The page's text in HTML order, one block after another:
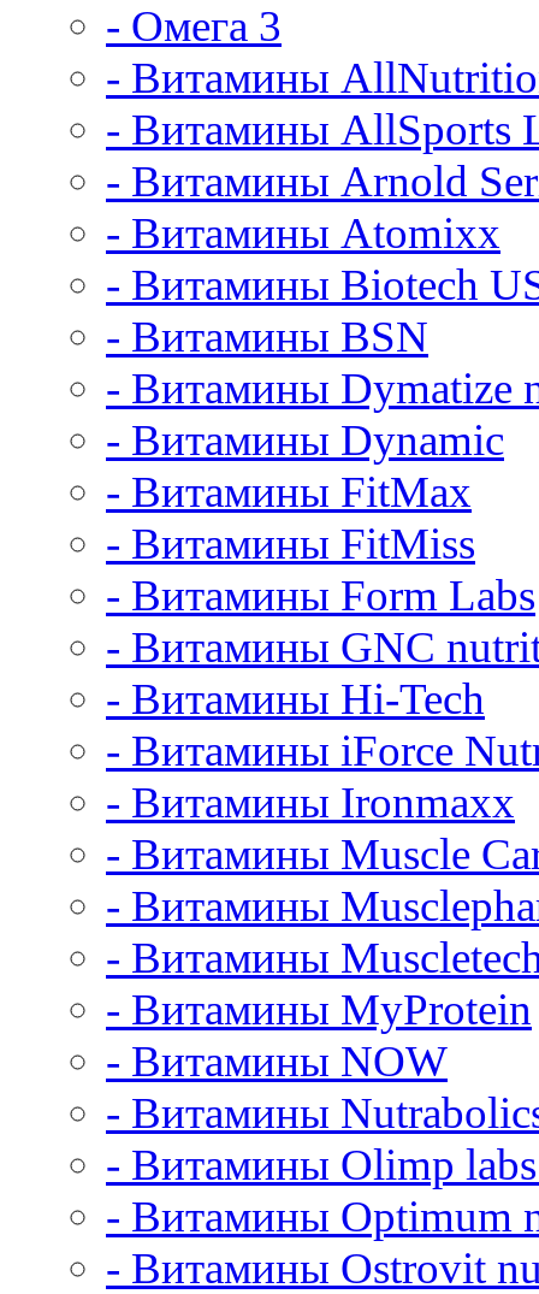
- Омега 3
- Витамины
- Витамины AllSports
- Витамины Arnold
- Витамины Atomixx
- Витамины Biotech
- Витамины BSN
- Витамины Dymatize
- Витамины Dynamic
- Витамины FitMax
- Витамины FitMiss
- Витамины Form Labs
- Витамины GNC
- Витамины Hi-Tech
- Витамины iForce
- Витамины Ironmaxx
- Витамины Muscle
- Витамины
- Витамины
- Витамины MyProtein
- Витамины NOW
- Витамины
- Витамины Olimp
- Витамины Optimum
- Витамины Ostrovit